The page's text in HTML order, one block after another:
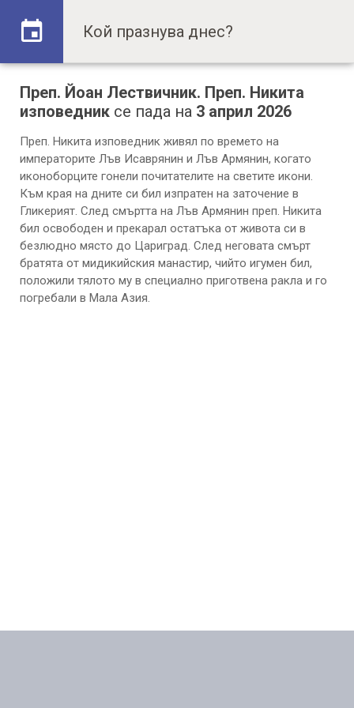
Преп. Йоан Лествичник. Преп. Никита
изповедник се пада на 3 април 2026
Преп. Никита изповедник живял по времето на
императорите Лъв Исаврянин и Лъв Армянин, когато
иконоборците гонели почитателите на светите икони.
Към края на дните си бил изпратен на заточение в
Гликерият. След смъртта на Лъв Армянин преп. Никита
бил освободен и прекарал остатъка от живота си в
безлюдно място до Цариград. След неговата смърт
братята от мидикийския манастир, чийто игумен бил,
положили тялото му в специално приготвена ракла и го
погребали в Мала Азия.